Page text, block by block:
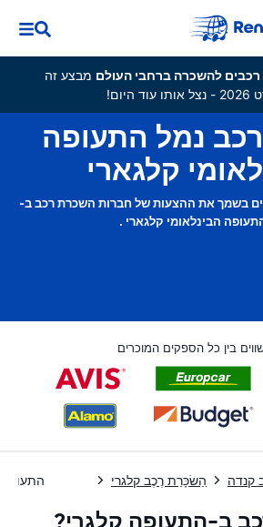
מבצע זה
נמל התעופה
קלגארי
בשמך את ההצעות של חברות השכרת רכב ב-
הבינלאומי קלגארי .
בין כל הספקים המוכרים
קנדה הַשׂכָּרַת רֶכֶב קלגרי התעופה
ב-התעופה קלגרי?